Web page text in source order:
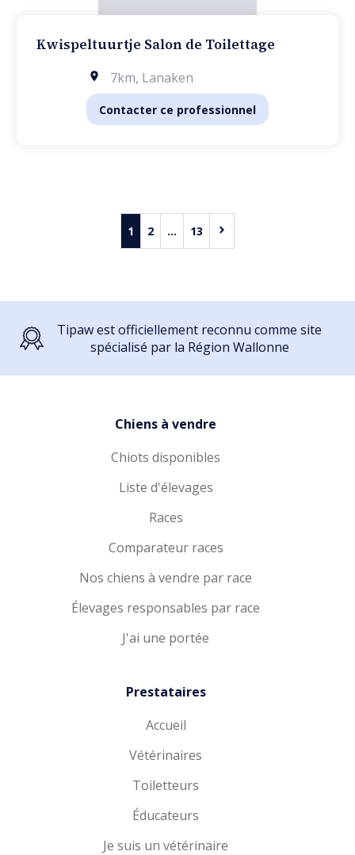
Kwispeltuurtje Salon de Toilettage
7km, Lanaken
Contacter ce professionnel
1 2 ... 13
Tipaw est officiellement reconnu comme site
spécialisé par la Région Wallonne
Chiens à vendre
Chiots disponibles
Liste d'élevages
Races
Comparateur races
Nos chiens à vendre par race
Élevages responsables par race
J'ai une portée
Prestataires
Accueil
Vétérinaires
Toiletteurs
Éducateurs
Je suis un vétérinaire